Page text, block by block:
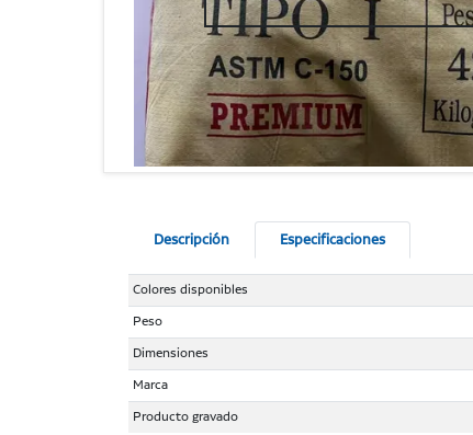
Descripción Especificaciones
Colores disponibles
Peso
Dimensiones
Marca
Producto gravado